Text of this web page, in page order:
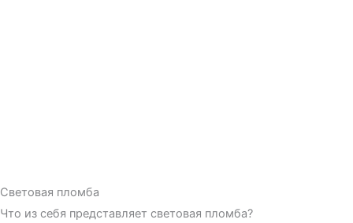
Световая пломба
Что из себя представляет световая пломба?